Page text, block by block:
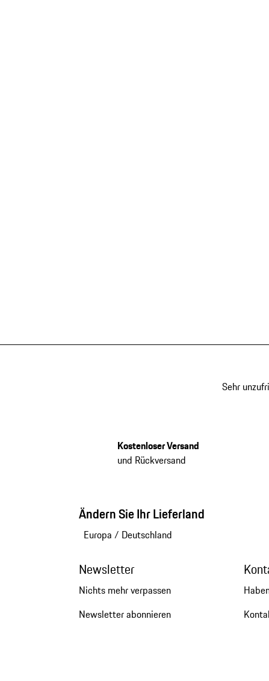
Sehr
Kostenloser Versand
und Rückversand
Ändern Sie Ihr Lieferland
Europa / Deutschland
Newsletter
Nichts mehr verpassen
Newsletter abonnieren